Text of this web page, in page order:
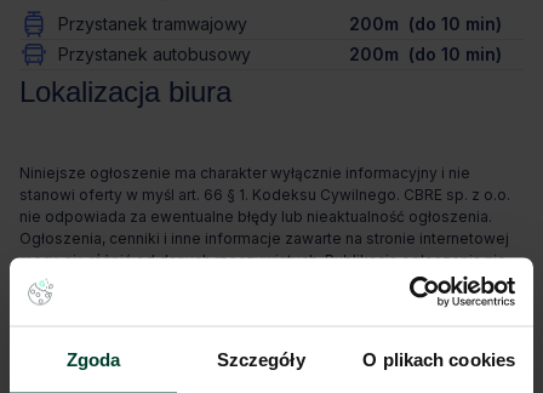
Zgoda Szczegóły O plikach cookies
Przystanek tramwajowy
200m (do 10 min)
Przystanek autobusowy
200m (do 10 min)
Lokalizacja biura
Niniejsze ogłoszenie ma charakter wyłącznie informacyjny i nie
stanowi oferty w myśl art. 66 § 1. Kodeksu Cywilnego. CBRE sp. z o.o.
nie odpowiada za ewentualne błędy lub nieaktualność ogłoszenia.
Ogłoszenia, cenniki i inne informacje zawarte na stronie internetowej
mogą się różnić od danych rzeczywistych. Publikacja ogłoszenia nie
gwarantuje dostępności prezentowanych nieruchomości. Weryfikacja
dostępności odbywa się po wysłaniu formularza kontaktowego.